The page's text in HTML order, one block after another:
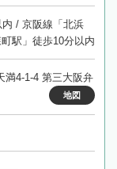
/ 京阪線「北浜
駅」徒歩10分以内
満4-1-4 第三大阪弁
地図